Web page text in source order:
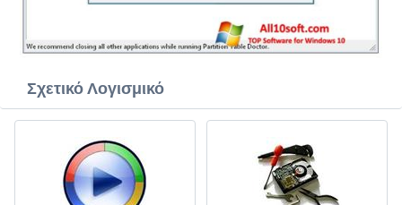
Σχετικό Λογισμικό